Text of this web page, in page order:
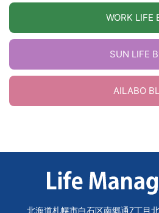
WORK LIFE
SUN LIFE
AILABO
北海道札幌市白石区南郷通7丁目